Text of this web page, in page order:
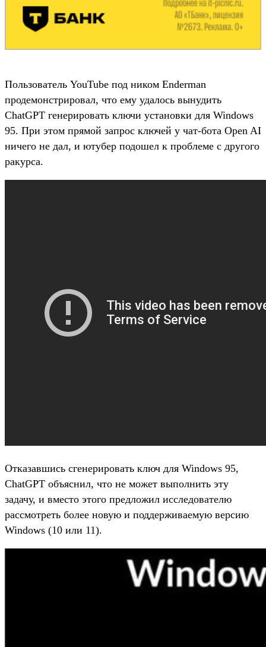
Пользователь YouTube под ником Enderman
продемонстрировал, что ему удалось вынудить
ChatGPT генерировать ключи установки для Windows
95. При этом прямой запрос ключей у чат-бота Open AI
ничего не дал, и ютубер подошел к проблеме с другого
ракурса.
Отказавшись сгенерировать ключ для Windows 95,
ChatGPT объяснил, что не может выполнить эту
задачу, и вместо этого предложил исследователю
рассмотреть более новую и поддерживаемую версию
Windows (10 или 11).